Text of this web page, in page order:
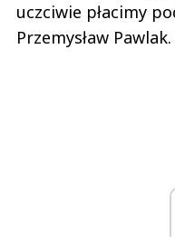
uczciwie płacimy
Przemysław Pawlak.